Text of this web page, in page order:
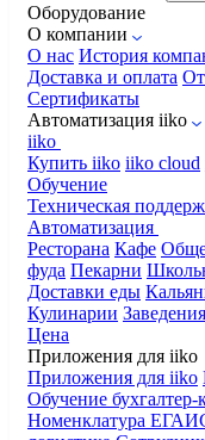
Оборудование
О компании
О нас История
Доставка и оплата
Сертификаты
Автоматизация iiko
iiko
Купить iiko iiko cloud
Обучение
Техническая
Автоматизация
Ресторана Кафе
фуда Пекарни
Доставки еды
Кулинарии Заведения
Цена
Приложения для iiko
Приложения для iiko
Обучение бухгалтер-
Номенклатура